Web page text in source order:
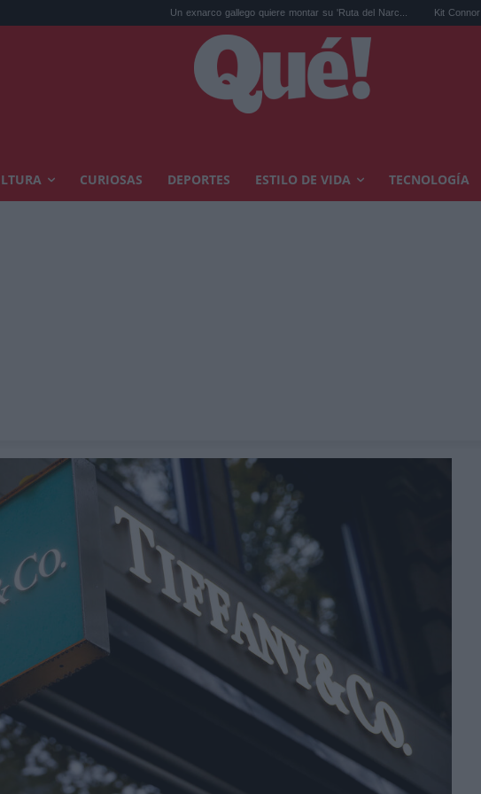
Un exnarco gallego quiere montar su 'Ruta del Narc... Kit Connor será Cíclope
CURIOSAS DEPORTES ESTILO DE VIDA TECNOLOGÍA